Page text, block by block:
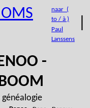
naar (
to / à )
Paul
Lanssens
-